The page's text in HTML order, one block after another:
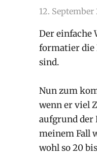
12. September
Der einfache
formatier die
sind.
Nun zum
wenn er viel
aufgrund der
meinem Fall
wohl so 20